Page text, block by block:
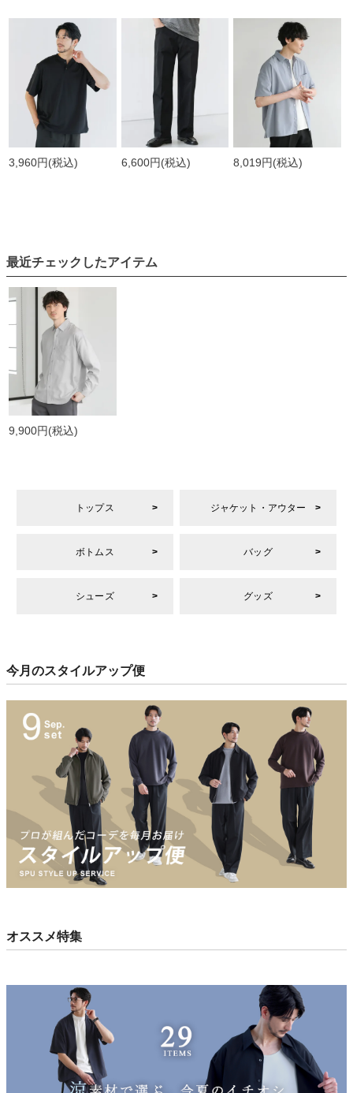
3,960円(税込) 6,600円(税込) 8,019円(税込)
最近チェックしたアイテム
9,900円(税込)
トップス ジャケット・アウター
ボトムス バッグ
シューズ グッズ
今月のスタイルアップ便
オススメ特集